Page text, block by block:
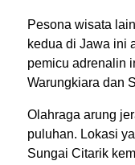
Pesona wisata
kedua di Jawa ini
pemicu adrenalin
Warungkiara dan
Olahraga arung
puluhan. Lokasi
Sungai Citarik